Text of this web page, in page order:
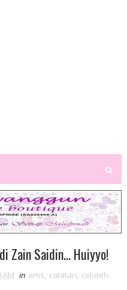
Zain Saidin... Huiyyo!
AM in artis, catatan, celoteh